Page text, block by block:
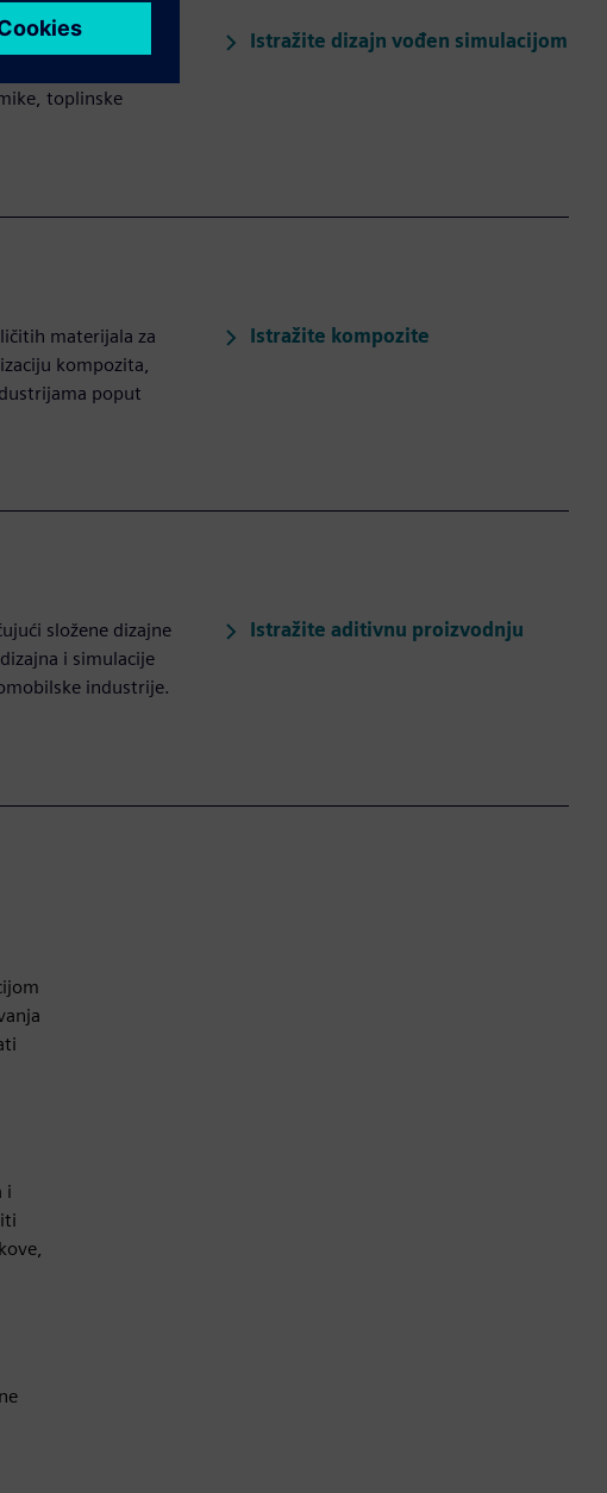
funkciju i
toplinske
Istražite dizajn vođen simulacijom
materijala za
kompozita,
poput
Istražite kompozite
složene dizajne
i simulacije
industrije.
Istražite aditivnu proizvodnju
i